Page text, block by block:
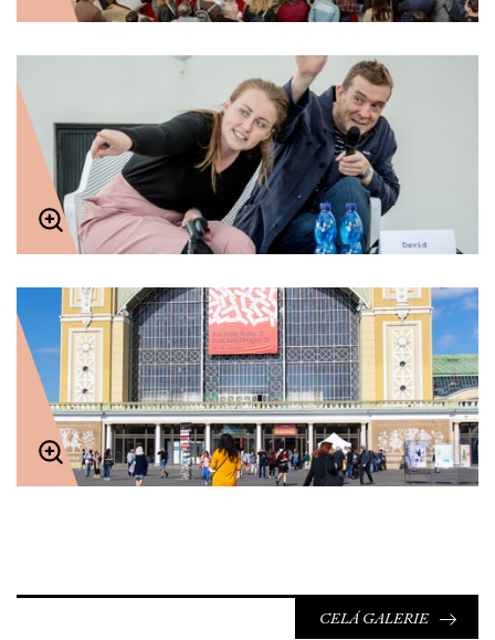
CELÁ GALERIE